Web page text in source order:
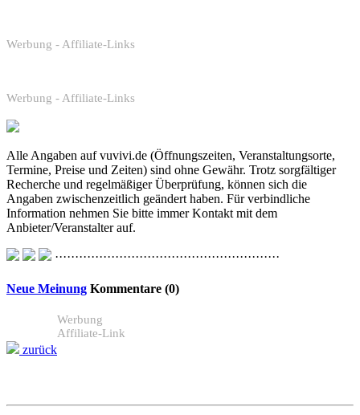
Werbung - Affiliate-Links
Werbung - Affiliate-Links
Alle Angaben auf vuvivi.de (Öffnungszeiten, Veranstaltungsorte,
Termine, Preise und Zeiten) sind ohne Gewähr. Trotz sorgfältiger
Recherche und regelmäßiger Überprüfung, können sich die
Angaben zwischenzeitlich geändert haben. Für verbindliche
Information nehmen Sie bitte immer Kontakt mit dem
Anbieter/Veranstalter auf.
························································
Neue Meinung Kommentare (0)
zurück
Werbung
Affiliate-Link